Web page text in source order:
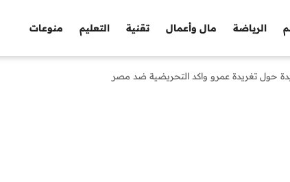
الرياضة مال وأعمال تقنية التعليم منوعات
حول تغريدة عمرو واكد التحريضية ضد مصر